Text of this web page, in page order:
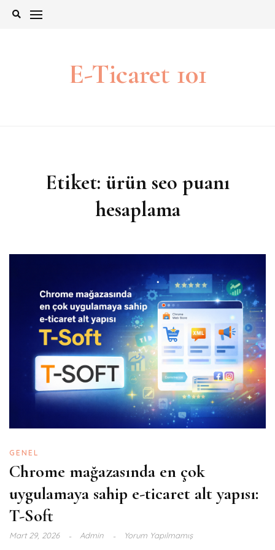
İçeriğe
E-Ticaret 101
Etiket: ürün seo puanı
hesaplama
GENEL
Chrome mağazasında en çok
uygulamaya sahip e-ticaret alt yapısı:
T-Soft
Mart 29, 2026 Admin Yorum Yapılmamış